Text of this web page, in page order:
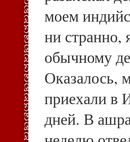
моем
ни странно,
обычному
Оказалось,
приехали в
дней. В